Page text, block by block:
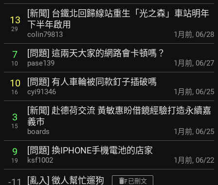
13
29
[新聞] 台鐵北回歸線站重生「光之森」車站明年
下半年啟用
colin79813 1月前, 06/28
7
10
[問題] 這兩天大家的網路會卡頓嗎？
pase139 1月前, 06/27
10
16
[問題] 有人車輪被同款釘子插破嗎
cyi91346 1月前, 06/25
3
15
[新聞] 赴德荷交流 黃敏惠盼借鏡經驗打造永續嘉
義市
boards 1月前, 06/25
9
19
[問題] 換IPHONE手機電池的店家
ksf1002 1月前, 06/22
-11 [亂入] 徵人幫忙遛狗 已刪文